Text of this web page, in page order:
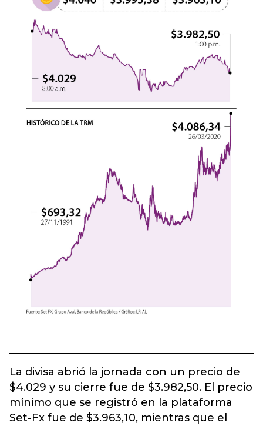
La divisa abrió la jornada con un precio de
$4.029 y su cierre fue de $3.982,50. El precio
mínimo que se registró en la plataforma
Set-Fx fue de $3.963,10, mientras que el